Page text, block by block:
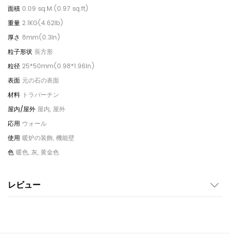
0.09 sq.M.(0.97 sq.ft)
2.1KG(4.62lb)
8mm(0.3in)
長方形
25*50mm(0.98*1.96in)
元の石の表面
トラバーチン
屋内, 屋外
ウォール
暖炉の装飾, 機能壁
暖色, 灰, 黄金色
レビュー